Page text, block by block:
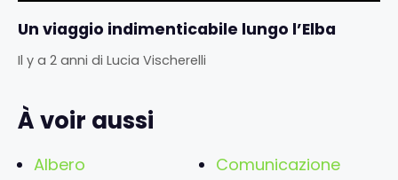
Un viaggio indimenticabile lungo l’Elba
Il y a 2 anni di Lucia Vischerelli
À voir aussi
Albero
Comunicazione